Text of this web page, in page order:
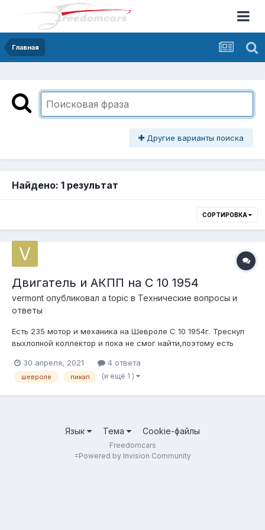
Главная
Другие варианты поиска
Найдено: 1 результат
СОРТИРОВКА
Двигатель и АКПП на С 10 1954
vermont опубликовал a topic в Технические вопросы и
ответы
Есть 235 мотор и механика на Шевроле С 10 1954г. Треснул
выхлопной коллектор и пока не смог найти,поэтому есть
поставить что-то более удобное на каждый день.При этом
без серьезных переделок,чтобы вернуть все в сток при
30 апреля, 2021 4 ответа
шевроле пикап (и ещё 1 )
Язык Тема Cookie-файлы
Freedomcars
=Powered by Invision Community